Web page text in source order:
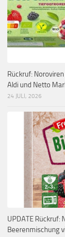
Rückruf:
Aldi und Netto
24 JULI, 2026
UPDATE Rückruf:
Beerenmischung